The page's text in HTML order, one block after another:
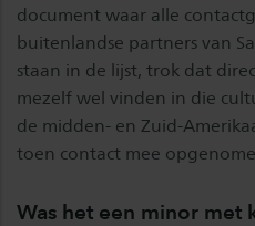
document waar alle
buitenlandse partners van
staan in de lijst, trok dat
mezelf wel vinden in die
de midden- en Zuid-
toen contact mee
Was het een minor met